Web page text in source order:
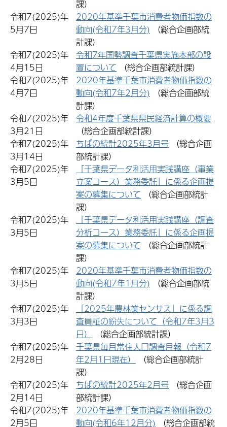
課）
令和7(2025)年
5月7日
2020年基準千葉市消費者物価指数の
動向(令和7年3月分)
計課）
令和7(2025)年
4月15日
令和7年国勢調査千葉県実施本部の設
置について
（総合企画部統計課）
令和7(2025)年
4月7日
2020年基準千葉市消費者物価指数の
動向(令和7年2月分)
計課）
令和7(2025)年
3月21日
令和4年度千葉県県民経済計算の概要
（総合企画部統計課）
令和7(2025)年
3月14日
ちばの統計2025年3月号
部統計課）
令和7(2025)年
3月5日
「千葉県データ利活用実践講座（事業
立案コース）業務委託」に係る企画提
案の募集について
課）
令和7(2025)年
3月5日
「千葉県データ利活用実践講座（調査
分析コース）業務委託」に係る企画提
案の募集について
課）
令和7(2025)年
3月5日
2020年基準千葉市消費者物価指数の
動向(令和7年1月分)
計課）
令和7(2025)年
3月3日
「2025年農林業センサス」に係る調
査員証の紛失について（令和7年3月3
日）
（総合企画部統計課）
令和7(2025)年
2月28日
千葉県毎月常住人口調査月報（令和7
年2月1日現在）
課）
令和7(2025)年
2月14日
ちばの統計2025年2月号
部統計課）
令和7(2025)年
2月5日
2020年基準千葉市消費者物価指数の
動向(令和6年12月分)